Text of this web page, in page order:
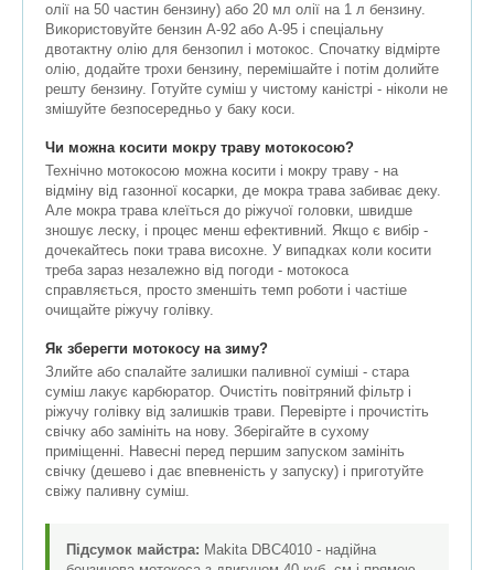
олії на 50 частин бензину) або 20 мл олії на 1 л бензину.
Використовуйте бензин А-92 або А-95 і спеціальну
двотактну олію для бензопил і мотокос. Спочатку відмірте
олію, додайте трохи бензину, перемішайте і потім долийте
решту бензину. Готуйте суміш у чистому каністрі - ніколи не
змішуйте безпосередньо у баку коси.
Чи можна косити мокру траву мотокосою?
Технічно мотокосою можна косити і мокру траву - на
відміну від газонної косарки, де мокра трава забиває деку.
Але мокра трава клеїться до ріжучої головки, швидше
зношує леску, і процес менш ефективний. Якщо є вибір -
дочекайтесь поки трава висохне. У випадках коли косити
треба зараз незалежно від погоди - мотокоса
справляється, просто зменшіть темп роботи і частіше
очищайте ріжучу голівку.
Як зберегти мотокосу на зиму?
Злийте або спалайте залишки паливної суміші - стара
суміш лакує карбюратор. Очистіть повітряний фільтр і
ріжучу голівку від залишків трави. Перевірте і прочистіть
свічку або замініть на нову. Зберігайте в сухому
приміщенні. Навесні перед першим запуском замініть
свічку (дешево і дає впевненість у запуску) і приготуйте
свіжу паливну суміш.
Підсумок майстра: Makita DBC4010 - надійна